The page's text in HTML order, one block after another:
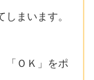
まいます。
「ＯＫ」をポ